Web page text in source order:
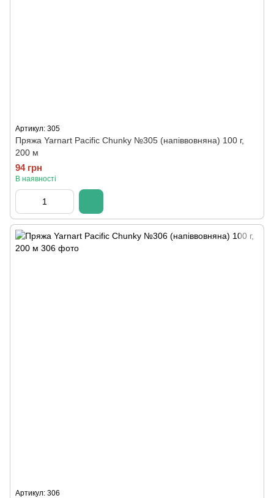
Артикул: 305
Пряжа Yarnart Pacific Chunky №305 (напіввовняна) 100 г,
200 м
94 грн
В наявності
Артикул: 306